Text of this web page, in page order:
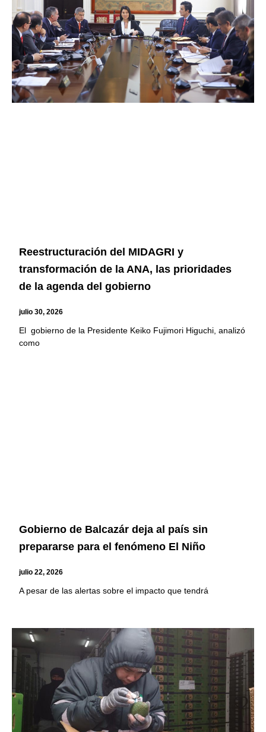
Reestructuración del MIDAGRI y
transformación de la ANA, las prioridades
de la agenda del gobierno
julio 30, 2026
El gobierno de la Presidente Keiko Fujimori Higuchi, analizó
como
Gobierno de Balcazár deja al país sin
prepararse para el fenómeno El Niño
julio 22, 2026
A pesar de las alertas sobre el impacto que tendrá